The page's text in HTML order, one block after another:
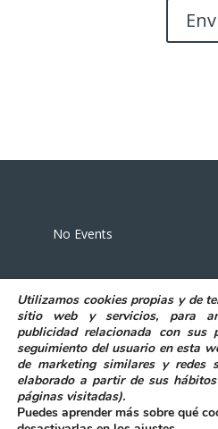
No Events
POLITICA DE PRIVACIDAD
POLITICA DE
DECLARACIÓN DE
Utilizamos cookies propias y de
sitio web y servicios, para
publicidad relacionada con sus
seguimiento del usuario en esta
de marketing similares y redes
elaborado a partir de sus
páginas visitadas).
Puedes aprender más sobre qué